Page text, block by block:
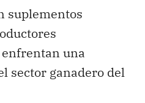
suplementos
una
sector ganadero del